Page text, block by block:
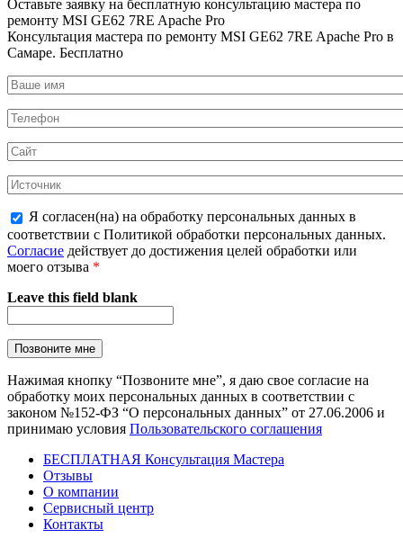
Оставьте заявку на бесплатную консультацию мастера по
ремонту MSI GE62 7RE Apache Pro
Консультация мастера по ремонту MSI GE62 7RE Apache Pro в
Самаре. Бесплатно
Я согласен(на) на обработку персональных данных в
соответствии с Политикой обработки персональных данных.
Согласие действует до достижения целей обработки или
моего отзыва *
Leave this field blank
Нажимая кнопку “Позвоните мне”, я даю свое согласие на
обработку моих персональных данных в соответствии с
законом №152-ФЗ “О персональных данных” от 27.06.2006 и
принимаю условия Пользовательского соглашения
БЕСПЛАТНАЯ Консультация Мастера
Отзывы
О компании
Сервисный центр
Контакты